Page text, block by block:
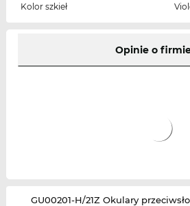
Kolor szkieł
Opinie o
‌GU00201-H/21Z Okulary